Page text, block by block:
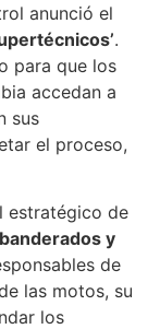
anunció el
.
para que los
accedan a
sus
el proceso,
estratégico de
y
de
las motos, su
los